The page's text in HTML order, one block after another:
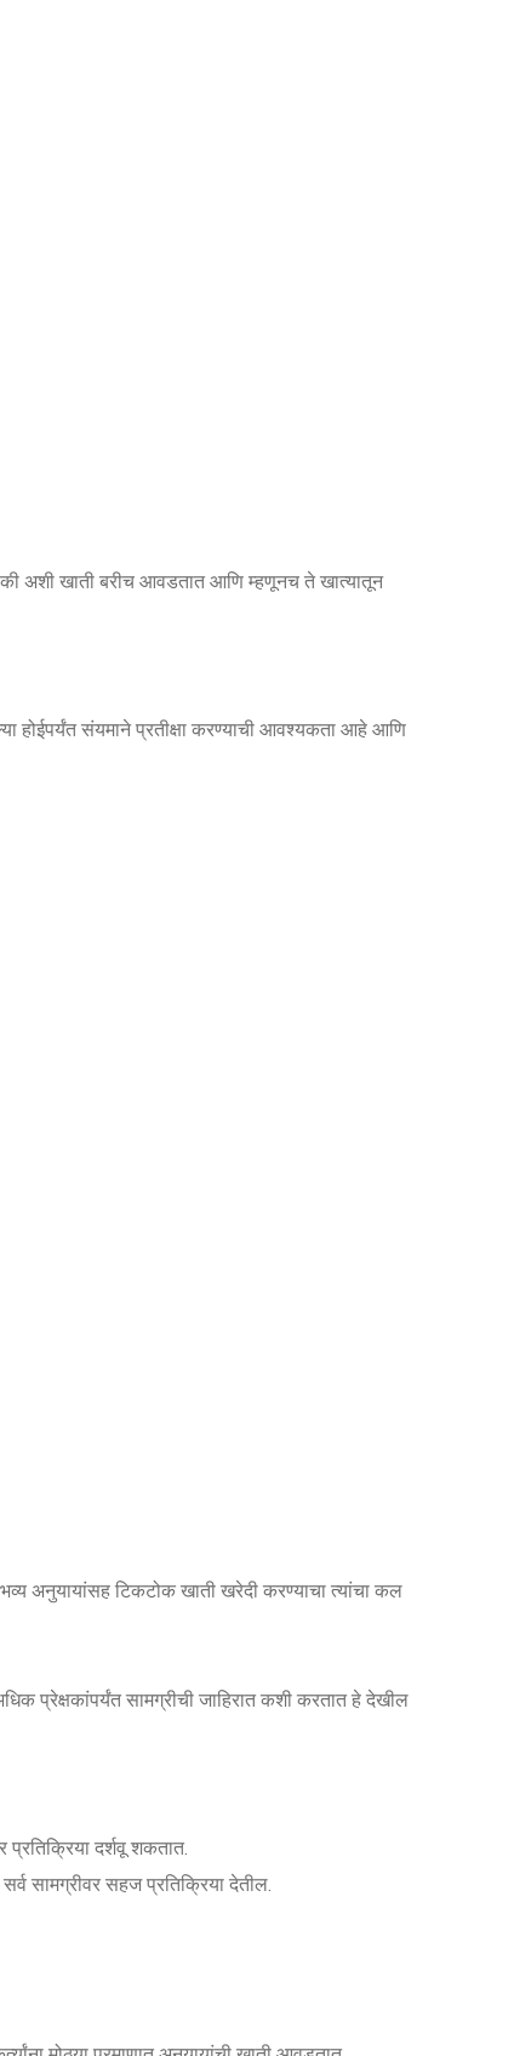
की अशी खाती बरीच आवडतात आणि म्हणूनच ते खात्यातून
संयमाने प्रतीक्षा करण्याची आवश्यकता आहे आणि
अनुयायांसह टिकटोक खाती खरेदी करण्याचा त्यांचा कल
प्रेक्षकांपर्यंत सामग्रीची जाहिरात कशी करतात हे देखील
दर्शवू शकतात.
सामग्रीवर सहज प्रतिक्रिया देतील.